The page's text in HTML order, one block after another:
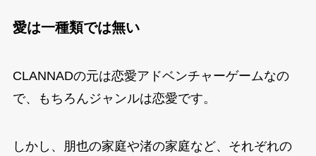
愛は一種類では無い
CLANNADの元は恋愛アドベンチャーゲームなの
で、もちろんジャンルは恋愛です。
しかし、朋也の家庭や渚の家庭など、それぞれの